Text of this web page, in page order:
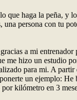
que haga la peña, y
una persona con tu
a mi entrenador
me hizo un estudio
para mi. A partir
un ejemplo: He
kilómetro en 3